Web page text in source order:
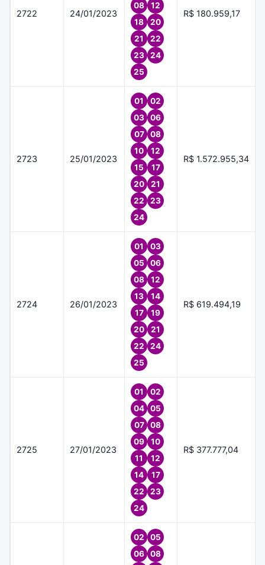
2722 24/01/2023
08
12
18
20
21
22
23
24
25
R$ 180.959,17
2723 25/01/2023
01
02
03
06
07
08
10
12
15
17
20
21
22
23
24
R$ 1.572.955,34
2724 26/01/2023
01
03
05
06
08
12
13
14
17
19
20
21
22
24
25
R$ 619.494,19
2725 27/01/2023
01
02
04
05
07
08
09
10
11
12
14
17
22
23
24
R$ 377.777,04
02
05
06
08